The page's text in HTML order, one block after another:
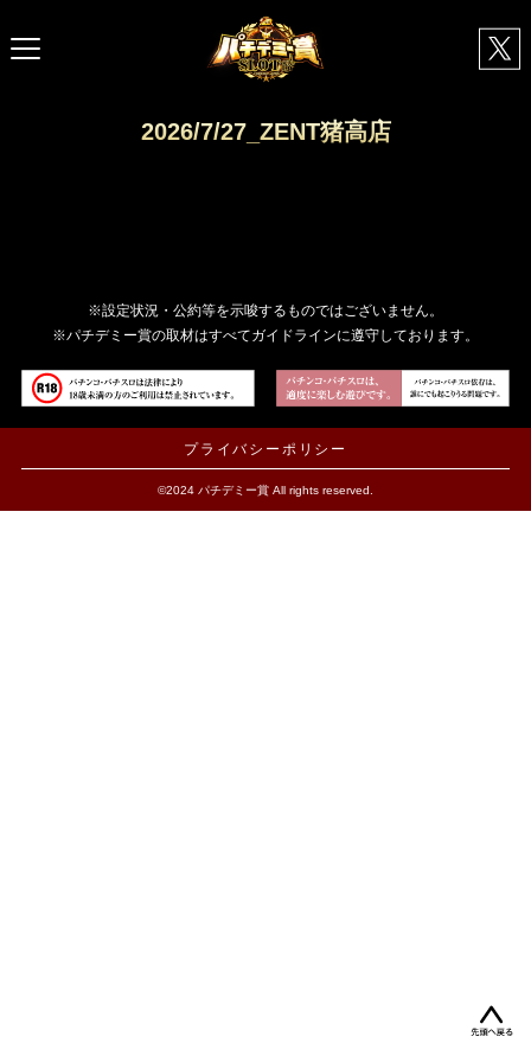
2026/7/27_ZENT猪高店
※設定状況・公約等を示唆するものではございません。
※パチデミー賞の取材はすべてガイドラインに遵守しております。
プライバシーポリシー
©2024 パチデミー賞 All rights reserved.